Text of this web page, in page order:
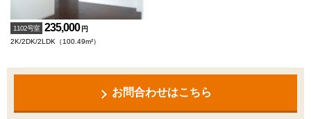
1102号室 235,000 円
2K/2DK/2LDK（100.49m²）
お問合わせはこちら